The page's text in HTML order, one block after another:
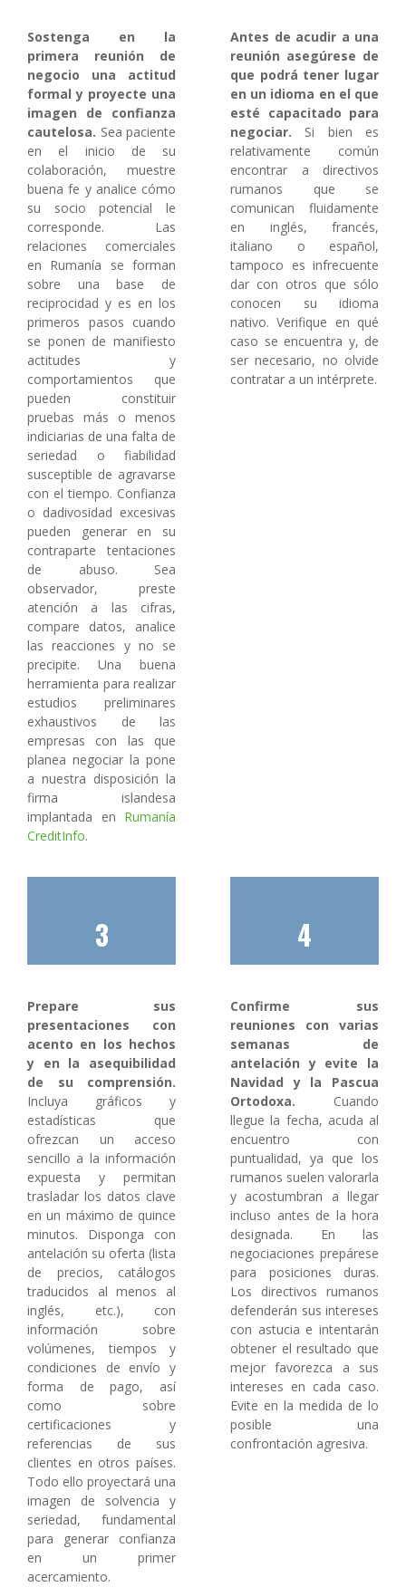
Sostenga en la
primera reunión de
negocio una actitud
formal y proyecte una
imagen de confianza
cautelosa. Sea paciente
en el inicio de su
colaboración, muestre
buena fe y analice cómo
su socio potencial le
corresponde. Las
relaciones comerciales
en Rumanía se forman
sobre una base de
reciprocidad y es en los
primeros pasos cuando
se ponen de manifiesto
actitudes y
comportamientos que
pueden constituir
pruebas más o menos
indiciarias de una falta de
seriedad o fiabilidad
susceptible de agravarse
con el tiempo. Confianza
o dadivosidad excesivas
pueden generar en su
contraparte tentaciones
de abuso. Sea
observador, preste
atención a las cifras,
compare datos, analice
las reacciones y no se
precipite. Una buena
herramienta para realizar
estudios preliminares
exhaustivos de las
empresas con las que
planea negociar la pone
a nuestra disposición la
firma islandesa
implantada en Rumanía
CreditInfo.
Antes de acudir a una
reunión asegúrese de
que podrá tener lugar
en un idioma en el que
esté capacitado para
negociar. Si bien es
relativamente común
encontrar a directivos
rumanos que se
comunican fluidamente
en inglés, francés,
italiano o español,
tampoco es infrecuente
dar con otros que sólo
conocen su idioma
nativo. Verifique en qué
caso se encuentra y, de
ser necesario, no olvide
contratar a un intérprete.
3
Prepare sus
presentaciones con
acento en los hechos
y en la asequibilidad
de su comprensión.
Incluya gráficos y
estadísticas que
ofrezcan un acceso
sencillo a la información
expuesta y permitan
trasladar los datos clave
en un máximo de quince
minutos. Disponga con
antelación su oferta (lista
de precios, catálogos
traducidos al menos al
inglés, etc.), con
información sobre
volúmenes, tiempos y
condiciones de envío y
forma de pago, así
como sobre
certificaciones y
referencias de sus
clientes en otros países.
Todo ello proyectará una
imagen de solvencia y
seriedad, fundamental
para generar confianza
en un primer
acercamiento.
4
Confirme sus
reuniones con varias
semanas de
antelación y evite la
Navidad y la Pascua
Ortodoxa. Cuando
llegue la fecha, acuda al
encuentro con
puntualidad, ya que los
rumanos suelen valorarla
y acostumbran a llegar
incluso antes de la hora
designada. En las
negociaciones prepárese
para posiciones duras.
Los directivos rumanos
defenderán sus intereses
con astucia e intentarán
obtener el resultado que
mejor favorezca a sus
intereses en cada caso.
Evite en la medida de lo
posible una
confrontación agresiva.